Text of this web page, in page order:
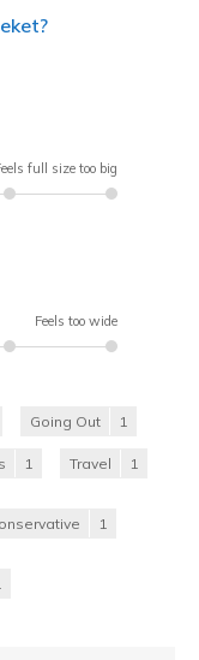
full size too big
Feels too wide
Going Out 1
1 Travel 1
1